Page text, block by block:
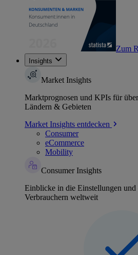
Zum
Insights
Market Insights
Marktprognosen und KPIs für
Ländern & Gebieten
Market Insights entdecken
Consumer
eCommerce
Mobility
Consumer Insights
Einblicke in die Einstellungen und
Verbrauchern weltweit